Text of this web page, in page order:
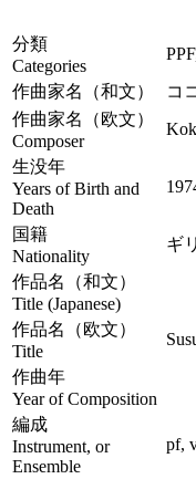
分類
Categories
作曲家名（和文）
コ
作曲家名（欧文）
Composer
生没年
Years of Birth and
Death
国籍
Nationality
ギ
作品名（和文）
Title (Japanese)
作品名（欧文）
Title
作曲年
Year of Composition
編成
Instrument, or
Ensemble
pf,